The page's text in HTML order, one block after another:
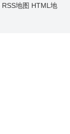
RSS地图 HTML地